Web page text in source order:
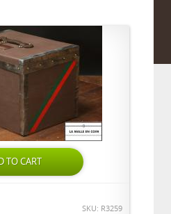
TO CART
SKU: R3259